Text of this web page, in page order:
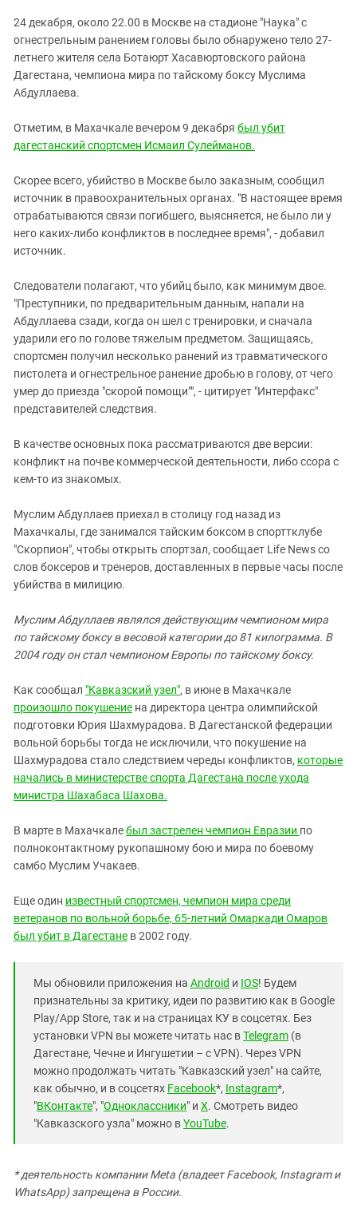
КАВКАЗ ЗА ПАЛЕСТИНУ
ИНАКОМЫСЛИЕ В ЧЕЧНЕ
ПРЕСЛЕДОВАНИЕ АКТИВИСТОВ
МОБИЛИЗАЦИЯ И ПРОТЕСТЫ
Ингушетия
Кабардино-Балкария
Калмыкия
Краснодарский край
Российская Федерация
Ростовская область
Северная Осетия - Алания
Ставропольский край
Чечня
Южная Осетия
Южный Кавказ
24 декабря, около 22.00 в Москве на стадионе "Наука" с
огнестрельным ранением головы было обнаружено тело 27-
летнего жителя села Ботаюрт Хасавюртовского района
Дагестана, чемпиона мира по тайскому боксу Муслима
Абдуллаева.
Отметим, в Махачкале вечером 9 декабря был убит
дагестанский спортсмен Исмаил Сулейманов.
Скорее всего, убийство в Москве было заказным, сообщил
источник в правоохранительных органах. "В настоящее время
отрабатываются связи погибшего, выясняется, не было ли у
него каких-либо конфликтов в последнее время", - добавил
источник.
Следователи полагают, что убийц было, как минимум двое.
"Преступники, по предварительным данным, напали на
Абдуллаева сзади, когда он шел с тренировки, и сначала
ударили его по голове тяжелым предметом. Защищаясь,
спортсмен получил несколько ранений из травматического
пистолета и огнестрельное ранение дробью в голову, от чего
умер до приезда "скорой помощи"", - цитирует "Интерфакс"
представителей следствия.
В качестве основных пока рассматриваются две версии:
конфликт на почве коммерческой деятельности, либо ссора с
кем-то из знакомых.
Муслим Абдуллаев приехал в столицу год назад из
Махачкалы, где занимался тайским боксом в спорттклубе
"Скорпион", чтобы открыть спортзал, сообщает Life News со
слов боксеров и тренеров, доставленных в первые часы после
убийства в милицию.
Муслим Абдуллаев являлся действующим чемпионом мира
по тайскому боксу в весовой категории до 81 килограмма. В
2004 году он стал чемпионом Европы по тайскому боксу.
Как сообщал "Кавказский узел", в июне в Махачкале
произошло покушение на директора центра олимпийской
подготовки Юрия Шахмурадова. В Дагестанской федерации
вольной борьбы тогда не исключили, что покушение на
Шахмурадова стало следствием череды конфликтов, которые
начались в министерстве спорта Дагестана после ухода
министра Шахабаса Шахова.
В марте в Махачкалебыл застрелен чемпион Евразии по
полноконтактному рукопашному бою и мира по боевому
самбо Муслим Учакаев.
Еще один известный спортсмен, чемпион мира среди
ветеранов по вольной борьбе, 65-летний Омаркади Омаров
был убит в Дагестане в 2002 году.
Мы обновили приложения на Android и IOS! Будем
признательны за критику, идеи по развитию как в Google
Play/App Store, так и на страницах КУ в соцсетях. Без
установки VPN вы можете читать нас вTelegram (в
Дагестане, Чечне и Ингушетии – с VPN). Через VPN
можно продолжать читать "Кавказский узел" на сайте,
как обычно, и в соцсетях Facebook*, Instagram*,
"ВКонтакте", "Одноклассники" и X. Смотреть видео
"Кавказского узла" можно вYouTube.
* деятельность компании Meta (владеет Facebook, Instagram и
WhatsApp) запрещена в России.